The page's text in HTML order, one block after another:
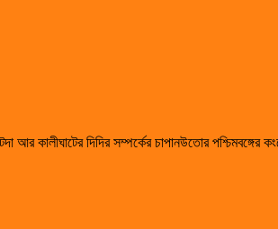
কালীঘাটের দিদির সম্পর্কের চাপানউতোর পশ্চিমবঙ্গের